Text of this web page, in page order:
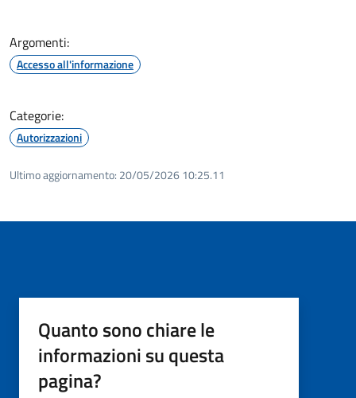
Argomenti:
Accesso all'informazione
Categorie:
Autorizzazioni
Ultimo aggiornamento: 20/05/2026 10:25.11
Quanto sono chiare le
informazioni su questa
pagina?